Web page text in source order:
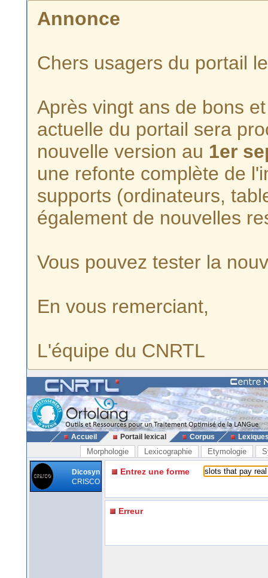
Annonce
Chers usagers du portail
Après vingt ans de bons
actuelle du portail sera
nouvelle version au 1er
une refonte complète de
supports (ordinateurs,
également de nouvelles
Vous pouvez tester la
En vous remerciant,
L'équipe du CNRTL
Accueil Portail lexical Corpus
Morphologie Lexicographie Etymologie
Dicosyn
CRISCO
Entrez une forme
Erreur